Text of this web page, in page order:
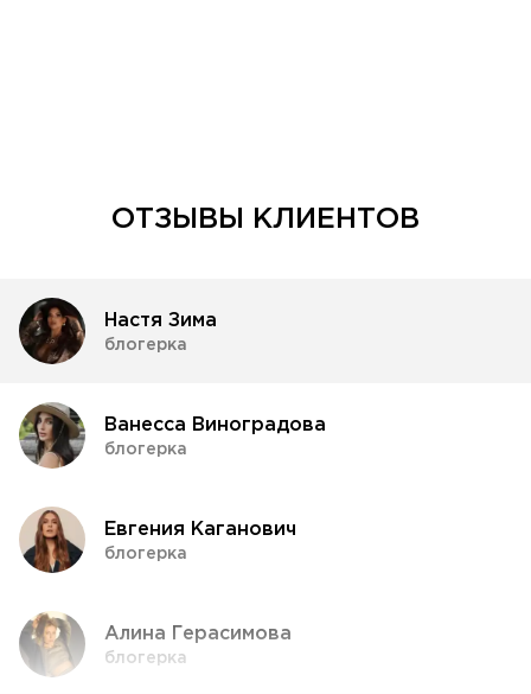
ОТЗЫВЫ КЛИЕНТОВ
Настя Зима
блогерка
Ванесса Виноградова
блогерка
Евгения Каганович
блогерка
Алина Герасимова
блогерка